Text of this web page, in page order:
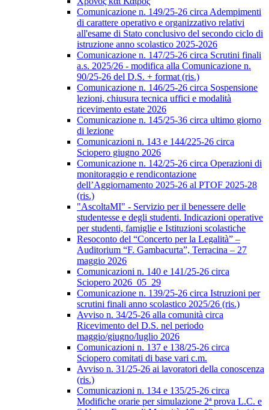
Comunicazione n. 149/25-26 circa Adempimenti
di carattere operativo e organizzativo relativi
all'esame di Stato conclusivo del secondo ciclo di
istruzione anno scolastico 2025-2026
Comunicazione n. 147/25-26 circa Scrutini finali
a.s. 2025/26 - modifica alla Comunicazione n.
90/25-26 del D.S. + format (ris.)
Comunicazione n. 146/25-26 circa Sospensione
lezioni, chiusura tecnica uffici e modalità
ricevimento estate 2026
Comunicazione n. 145/25-36 circa ultimo giorno
di lezione
Comunicazioni n. 143 e 144/225-26 circa
Sciopero giugno 2026
Comunicazione n. 142/25-26 circa Operazioni di
monitoraggio e rendicontazione
dell’Aggiornamento 2025-26 al PTOF 2025-28
(ris.)
"AscoltaMI" - Servizio per il benessere delle
studentesse e degli studenti. Indicazioni operative
per studenti, famiglie e Istituzioni scolastiche
Resoconto del “Concerto per la Legalità” –
Auditorium “F. Gambacurta”, Terracina – 27
maggio 2026
Comunicazioni n. 140 e 141/25-26 circa
Sciopero 2026_05_29
Comunicazione n. 139/25-26 circa Istruzioni per
scrutini finali anno scolastico 2025/26 (ris.)
Avviso n. 34/25-26 alla comunità circa
Ricevimento del D.S. nel periodo
maggio/giugno/luglio 2026
Comunicazioni n. 137 e 138/25-26 circa
Sciopero comitati di base vari c.m.
Avviso n. 31/25-26 ai lavoratori della conoscenza
(ris.)
Comunicazioni n. 134 e 135/25-26 circa
Modifiche orarie per simulazione 2ª prova L.C. e